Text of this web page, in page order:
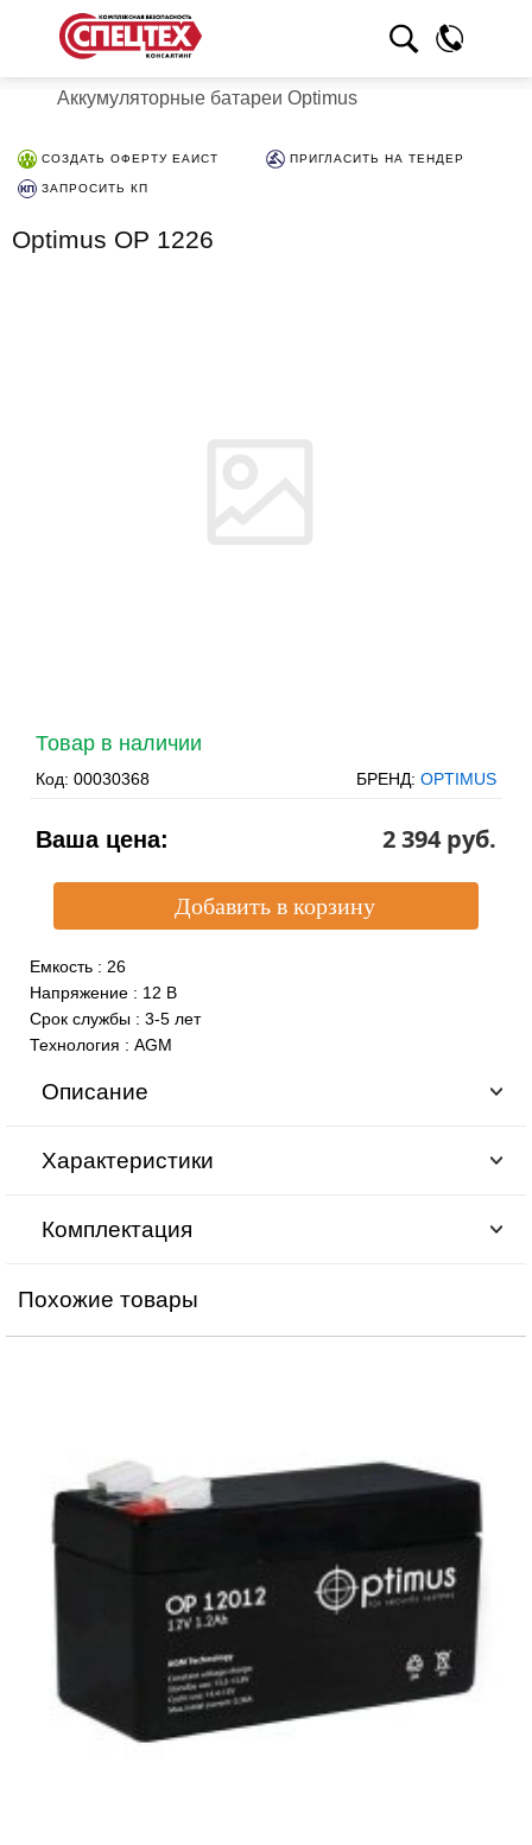
Аккумуляторные батареи Optimus
СОЗДАТЬ ОФЕРТУ ЕАИСТ ПРИГЛАСИТЬ НА ТЕНДЕР
ЗАПРОСИТЬ КП
Optimus OP 1226
Товар в наличии
Код: 00030368 БРЕНД: OPTIMUS
Ваша цена: 2 394 pуб.
Емкость : 26
Напряжение : 12 В
Срок службы : 3-5 лет
Технология : AGM
Описание
Характеристики
Комплектация
Похожие товары